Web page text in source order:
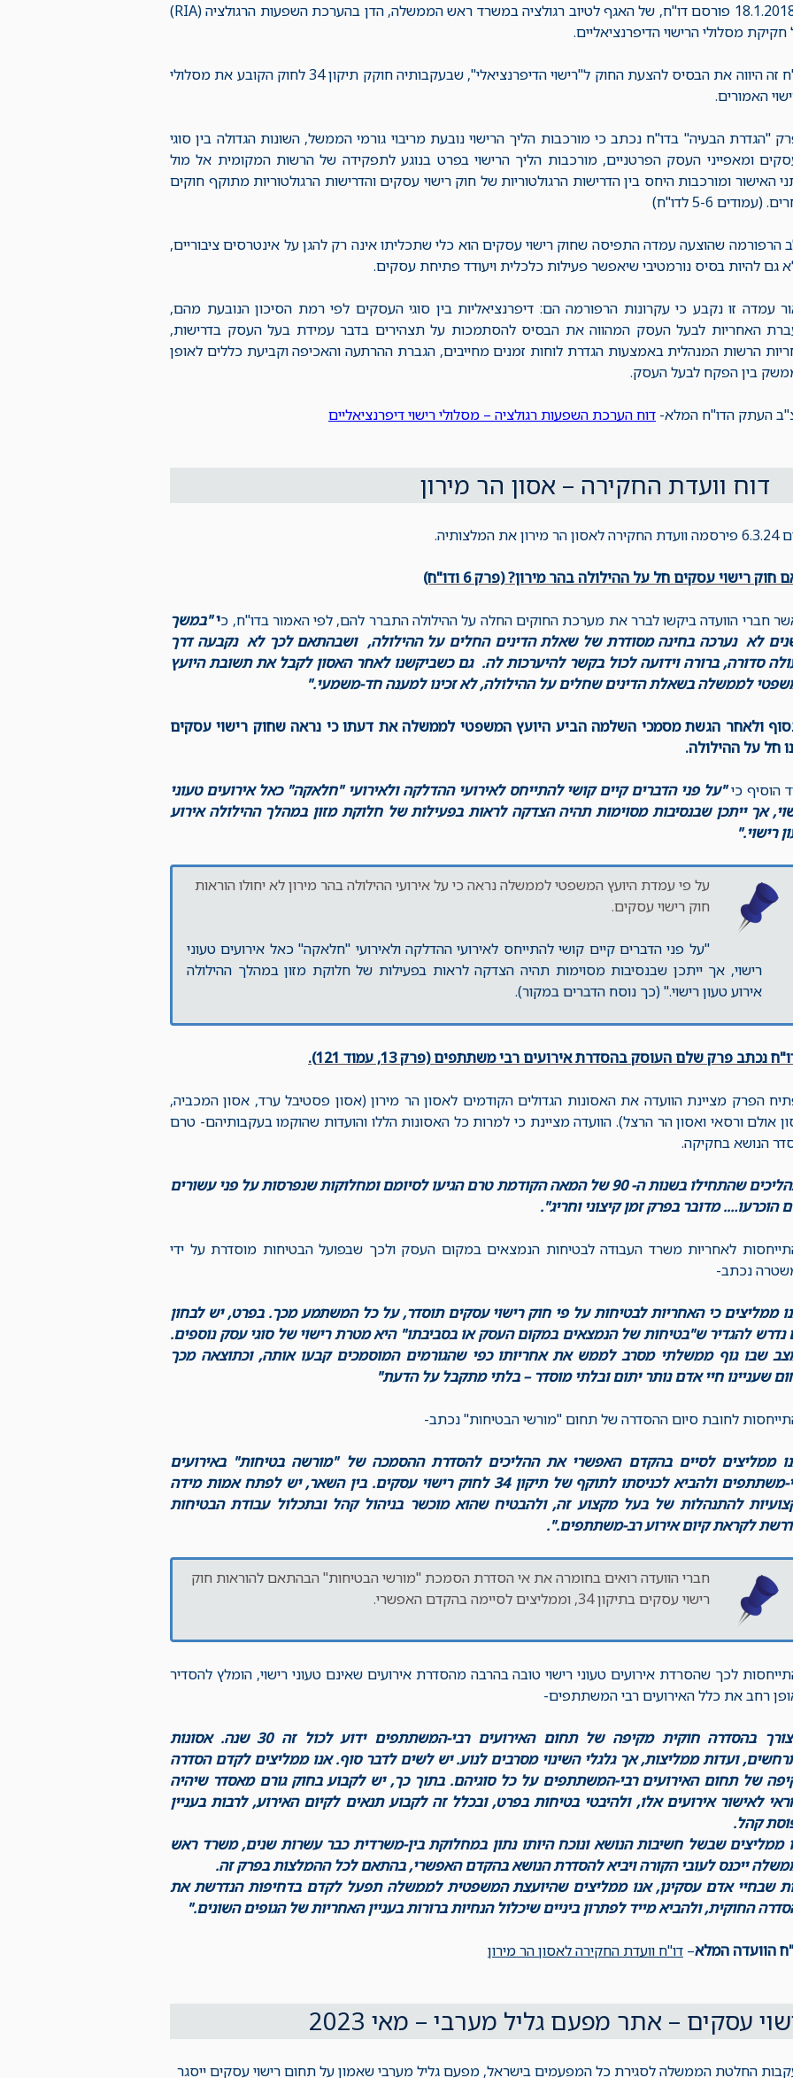
ב 18.1.2018 פורסם דו"ח, של האגף לטיוב רגולציה במשרד ראש הממשלה, הדן בהערכת השפעות הרגולציה (RIA)
מסלולי הרישוי הדיפרנציאליים.
דו"ח זה היווה את הבסיס להצעת החוק ל"רישוי הדיפרנציאלי", שבעקבותיה חוקק תיקון 34 לחוק הקובע את מסלולי
האמורים.
"הגדרת הבעיה" בדו"ח נכתב כי מורכבות הליך הרישוי נובעת מריבוי גורמי הממשל, השונות הגדולה בין סוגי
ומאפייני העסק הפרטניים, מורכבות הליך הרישוי בפרט בנוגע לתפקידה של הרשות המקומית אל מול
האישור ומורכבות היחס בין הדרישות הרגולטוריות של חוק רישוי עסקים והדרישות הרגולטוריות מתוקף חוקים
(עמודים 5-6 לדו"ח)
הרפורמה שהוצעה עמדה התפיסה שחוק רישוי עסקים הוא כלי שתכליתו אינה רק להגן על אינטרסים ציבוריים,
גם להיות בסיס נורמטיבי שיאפשר פעילות כלכלית ויעודד פתיחת עסקים.
עמדה זו נקבע כי עקרונות הרפורמה הם: דיפרנציאליות בין סוגי העסקים לפי רמת הסיכון הנובעת מהם,
האחריות לבעל העסק המהווה את הבסיס להסתמכות על תצהירים בדבר עמידת בעל העסק בדרישות,
הרשות המנהלית באמצעות הגדרת לוחות זמנים מחייבים, הגברת ההרתעה והאכיפה וקביעת כללים לאופן
בין הפקח לבעל העסק.
העתק הדו"ח המלא- דוח הערכת השפעות רגולציה – מסלולי רישוי דיפרנציאליים
דוח וועדת החקירה – אסון הר מירון
הר מירון את המלצותיה.
חוק רישוי עסקים חל על ההילולה בהר מירון? (פרק 6 ודו"ח)
חברי הוועדה ביקשו לברר את מערכת החוקים החלה על ההילולה התברר להם, לפי האמור בדו"ח, כי"במשך
לא נערכה בחינה מסודרת של שאלת הדינים החלים על ההילולה, ושבהתאם לכך לא נקבעה דרך
סדורה, ברורה וידועה לכול בקשר להיערכות לה. גם כשביקשנו לאחר האסון לקבל את תשובת היועץ
לממשלה בשאלת הדינים שחלים על ההילולה, לא זכינו למענה חד-משמעי."
ולאחר הגשת מסמכי השלמה הביע היועץ המשפטי לממשלה את דעתו כי נראה שחוק רישוי עסקים
חל על ההילולה.
הוסיף כי"על פני הדברים קיים קושי להתייחס לאירועי ההדלקה ולאירועי "חלאקה" כאל אירועים טעוני
אך ייתכן שבנסיבות מסוימות תהיה הצדקה לראות בפעילות של חלוקת מזון במהלך ההילולה אירוע
רישוי."
על פי עמדת היועץ המשפטי לממשלה נראה כי על אירועי ההילולה בהר מירון לא יחולו הוראות
חוק רישוי עסקים.
"על פני הדברים קיים קושי להתייחס לאירועי ההדלקה ולאירועי "חלאקה" כאל אירועים טעוני
רישוי, אך ייתכן שבנסיבות מסוימות תהיה הצדקה לראות בפעילות של חלוקת מזון במהלך ההילולה
אירוע טעון רישוי." (כך נוסח הדברים במקור).
נכתב פרק שלם העוסק בהסדרת אירועים רבי משתתפים (פרק 13, עמוד 121).
הפרק מציינת הוועדה את האסונות הגדולים הקודמים לאסון הר מירון (אסון פסטיבל ערד, אסון המכביה,
אולם ורסאי ואסון הר הרצל). הוועדה מציינת כי למרות כל האסונות הללו והועדות שהוקמו בעקבותיהם- טרם
הנושא בחקיקה.
"תהליכים שהתחילו בשנות ה- 90 של המאה הקודמת טרם הגיעו לסיומם ומחלוקות שנפרסות על פני עשורים
הוכרעו…. מדובר בפרק זמן קיצוני וחריג".
לאחריות משרד העבודה לבטיחות הנמצאים במקום העסק ולכך שבפועל הבטיחות מוסדרת על ידי
נכתב-
ממליצים כי האחריות לבטיחות על פי חוק רישוי עסקים תוסדר, על כל המשתמע מכך. בפרט, יש לבחון
נדרש להגדיר ש"בטיחות של הנמצאים במקום העסק או בסביבתו" היא מטרת רישוי של סוגי עסק נוספים.
שבו גוף ממשלתי מסרב לממש את אחריותו כפי שהגורמים המוסמכים קבעו אותה, וכתוצאה מכך
שעניינו חיי אדם נותר יתום ובלתי מוסדר – בלתי מתקבל על הדעת"
לחובת סיום ההסדרה של תחום "מורשי הבטיחות" נכתב-
ממליצים לסיים בהקדם האפשרי את ההליכים להסדרת ההסמכה של "מורשה בטיחות" באירועים
רבי-משתתפים ולהביא לכניסתו לתוקף של תיקון 34 לחוק רישוי עסקים. בין השאר, יש לפתח אמות מידה
להתנהלות של בעל מקצוע זה, ולהבטיח שהוא מוכשר בניהול קהל ובתכלול עבודת הבטיחות
לקראת קיום אירוע רב-משתתפים.".
חברי הוועדה רואים בחומרה את אי הסדרת הסמכת "מורשי הבטיחות" הבהתאם להוראות חוק
רישוי עסקים בתיקון 34, וממליצים לסיימה בהקדם האפשרי.
לכך שהסרדת אירועים טעוני רישוי טובה בהרבה מהסדרת אירועים שאינם טעוני רישוי, הומלץ להסדיר
רחב את כלל האירועים רבי המשתתפים-
"הצורך בהסדרה חוקית מקיפה של תחום האירועים רבי-המשתתפים ידוע לכול זה 30 שנה. אסונות
ועדות ממליצות, אך גלגלי השינוי מסרבים לנוע. יש לשים לדבר סוף. אנו ממליצים לקדם הסדרה
של תחום האירועים רבי-המשתתפים על כל סוגיהם. בתוך כך, יש לקבוע בחוק גורם מאסדר שיהיה
לאישור אירועים אלו, ולהיבטי בטיחות בפרט, ובכלל זה לקבוע תנאים לקיום האירוע, לרבות בעניין
קהל.
ממליצים שבשל חשיבות הנושא ונוכח היותו נתון במחלוקת בין-משרדית כבר עשרות שנים, משרד ראש
ייכנס לעובי הקורה ויביא להסדרת הנושא בהקדם האפשרי, בהתאם לכל ההמלצות בפרק זה.
שבחיי אדם עסקינן, אנו ממליצים שהיועצת המשפטית לממשלה תפעל לקדם בדחיפות הנדרשת את
החוקית, ולהביא מייד לפתרון ביניים שיכלול הנחיות ברורות בעניין האחריות של הגופים השונים."
הוועדה המלא– דו"ח וועדת החקירה לאסון הר מירון
עסקים – אתר מפעם גליל מערבי – מאי 2023
החלטת הממשלה לסגירת כל המפעמים בישראל, מפעם גליל מערבי שאמון על תחום רישוי עסקים ייסגר